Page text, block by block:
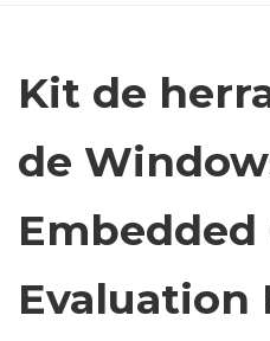
Kit de
de
Evaluation